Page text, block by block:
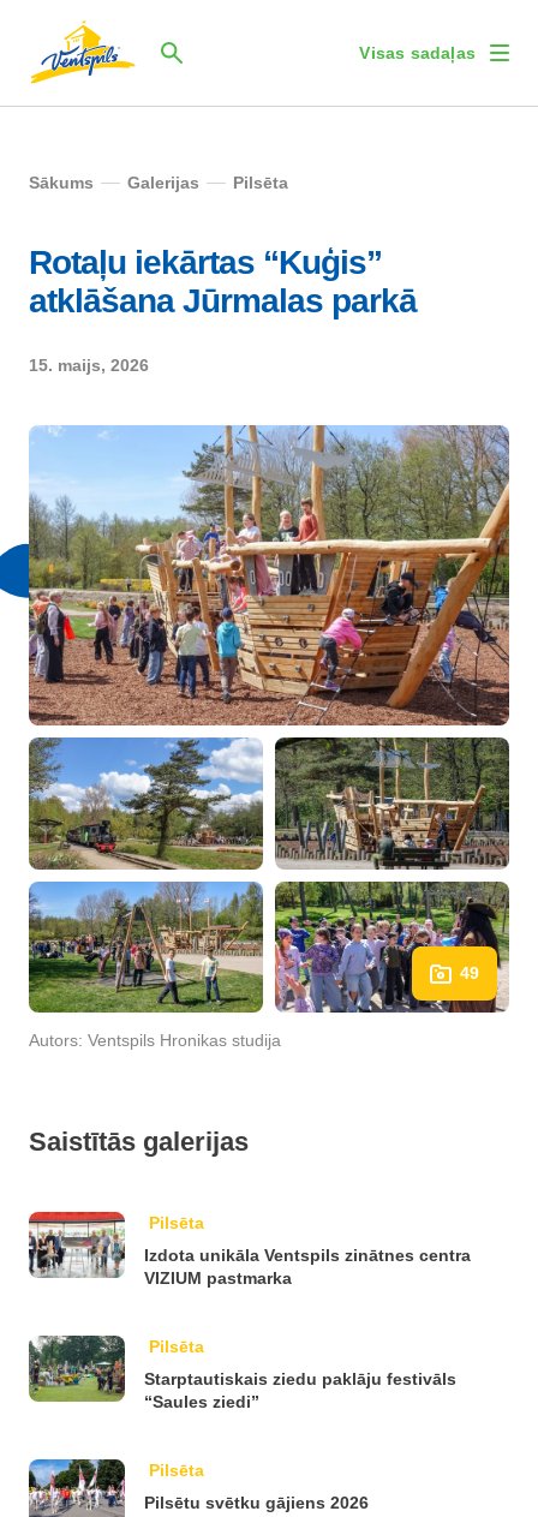
Visas sadaļas
Sākums Galerijas Pilsēta
Rotaļu iekārtas “Kuģis”
atklāšana Jūrmalas parkā
15. maijs, 2026
49
Autors: Ventspils Hronikas studija
Saistītās galerijas
Pilsēta
Izdota unikāla Ventspils zinātnes centra
VIZIUM pastmarka
Pilsēta
Starptautiskais ziedu paklāju festivāls
“Saules ziedi”
Pilsēta
Pilsētu svētku gājiens 2026